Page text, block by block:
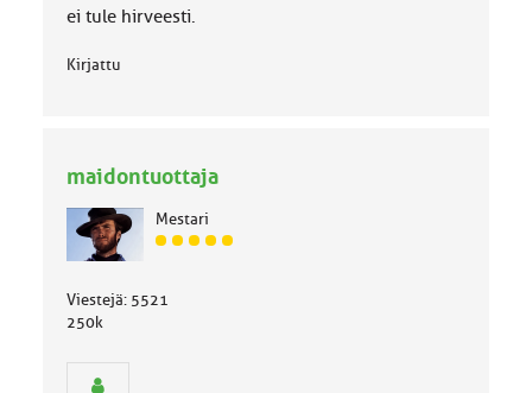
ei tule hirveesti.
Kirjattu
maidontuottaja
Mestari
J
Viestejä: 5521
250k